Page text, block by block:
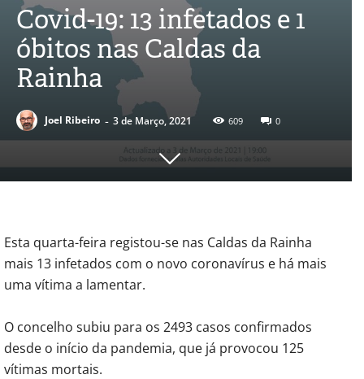
Covid-19: 13 infetados e 1
óbitos nas Caldas da
Rainha
Joel Ribeiro - 3 de Março, 2021 609 0
Esta quarta-feira registou-se nas Caldas da Rainha
mais 13 infetados com o novo coronavírus e há mais
uma vítima a lamentar.
O concelho subiu para os 2493 casos confirmados
desde o início da pandemia, que já provocou 125
vítimas mortais.